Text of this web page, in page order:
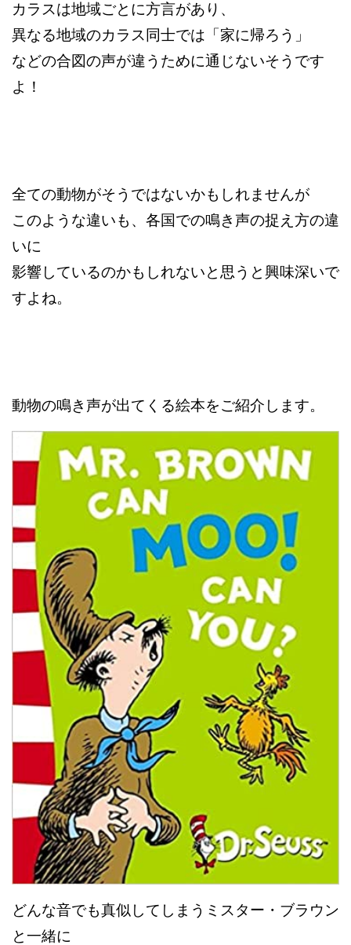
カラスは地域ごとに方言があり、
異なる地域のカラス同士では「家に帰ろう」
などの合図の声が違うために通じないそうです
よ！
全ての動物がそうではないかもしれませんが
このような違いも、各国での鳴き声の捉え方の違
いに
影響しているのかもしれないと思うと興味深いで
すよね。
動物の鳴き声が出てくる絵本をご紹介します。
どんな音でも真似してしまうミスター・ブラウン
と一緒に